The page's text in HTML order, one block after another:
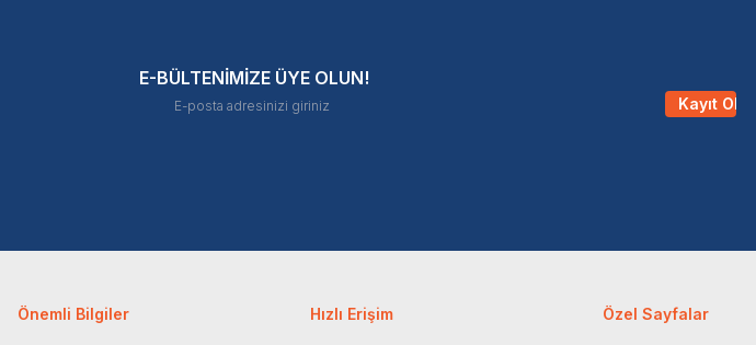
E-BÜLTENİMİZE ÜYE OLUN!
Kayıt Ol
Önemli Bilgiler Hızlı Erişim Özel Sayfalar